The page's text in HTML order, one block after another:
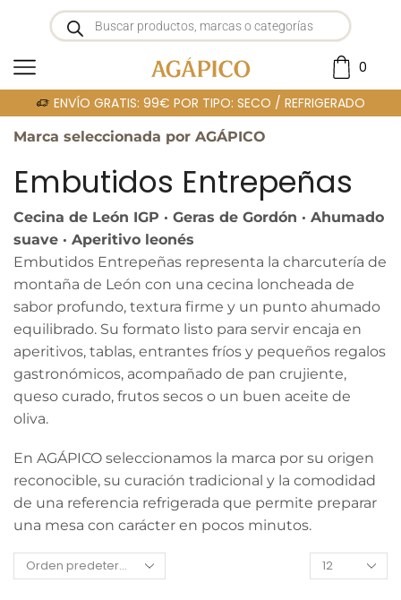
0
ENVÍO GRATIS: 99€ POR TIPO: SECO / REFRIGERADO
Portada»EMBUTIDOS ENTREPEÑAS
Marca seleccionada por AGÁPICO
Embutidos Entrepeñas
Cecina de León IGP · Geras de Gordón · Ahumado
suave · Aperitivo leonés
Embutidos Entrepeñas representa la charcutería de
montaña de León con una cecina loncheada de
sabor profundo, textura firme y un punto ahumado
equilibrado. Su formato listo para servir encaja en
aperitivos, tablas, entrantes fríos y pequeños regalos
gastronómicos, acompañado de pan crujiente,
queso curado, frutos secos o un buen aceite de
oliva.
En AGÁPICO seleccionamos la marca por su origen
reconocible, su curación tradicional y la comodidad
de una referencia refrigerada que permite preparar
una mesa con carácter en pocos minutos.